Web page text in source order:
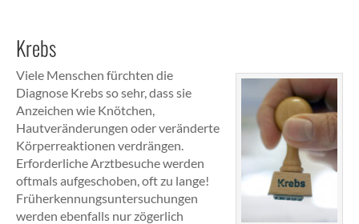
Krebs
Viele Menschen fürchten die
Diagnose Krebs so sehr, dass sie
Anzeichen wie Knötchen,
Hautveränderungen oder veränderte
Körperreaktionen verdrängen.
Erforderliche Arztbesuche werden
oftmals aufgeschoben, oft zu lange!
Früherkennungsuntersuchungen
werden ebenfalls nur zögerlich